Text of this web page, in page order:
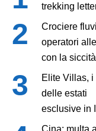
trekking
Crociere
operatori
con la siccità
Elite Villas, i
delle estati
esclusive in